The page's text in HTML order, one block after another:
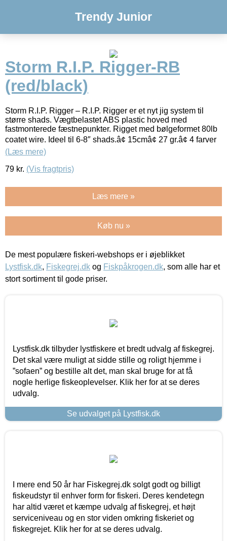
Trendy Junior
Storm R.I.P. Rigger-RB
(red/black)
Storm R.I.P. Rigger – R.I.P. Rigger er et nyt jig system til
større shads. Vægtbelastet ABS plastic hoved med
fastmonterede fæstnepunkter. Rigget med bølgeformet 80lb
coatet wire. Ideel til 6-8″ shads.â¢ 15cmâ¢ 27 gr.â¢ 4 farver
(Læs mere)
79 kr. (Vis fragtpris)
Læs mere »
Køb nu »
De mest populære fiskeri-webshops er i øjeblikket
Lystfisk.dk, Fiskegrej.dk og Fiskpåkrogen.dk, som alle har et
stort sortiment til gode priser.
Lystfisk.dk tilbyder lystfiskere et bredt udvalg af fiskegrej.
Det skal være muligt at sidde stille og roligt hjemme i
”sofaen” og bestille alt det, man skal bruge for at få
nogle herlige fiskeoplevelser. Klik her for at se deres
udvalg.
Se udvalget på Lystfisk.dk
I mere end 50 år har Fiskegrej.dk solgt godt og billigt
fiskeudstyr til enhver form for fiskeri. Deres kendetegn
har altid været et kæmpe udvalg af fiskegrej, et højt
serviceniveau og en stor viden omkring fiskeriet og
fiskegrejet. Klik her for at se deres udvalg.